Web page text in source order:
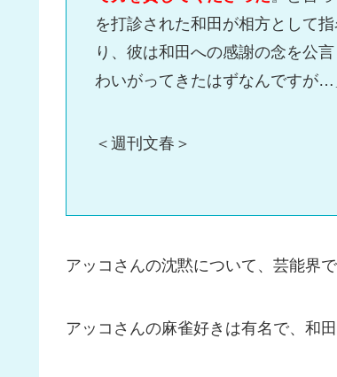
を打診された和田が相方として
り、彼は和田への感謝の念を公
わいがってきたはずなんですが
＜週刊文春＞
アッコさんの沈黙について、芸能界
アッコさんの麻雀好きは有名で、和